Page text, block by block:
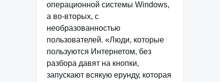
операционной системы Windows,
а во-вторых, с
необразованностью
пользователей. «Люди, которые
пользуются Интернетом, без
разбора давят на кнопки,
запускают всякую ерунду, которая